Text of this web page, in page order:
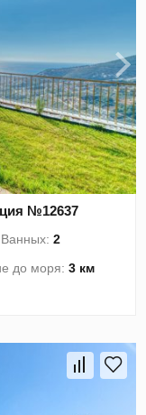
№12637
Ванных:2
до моря:3 км